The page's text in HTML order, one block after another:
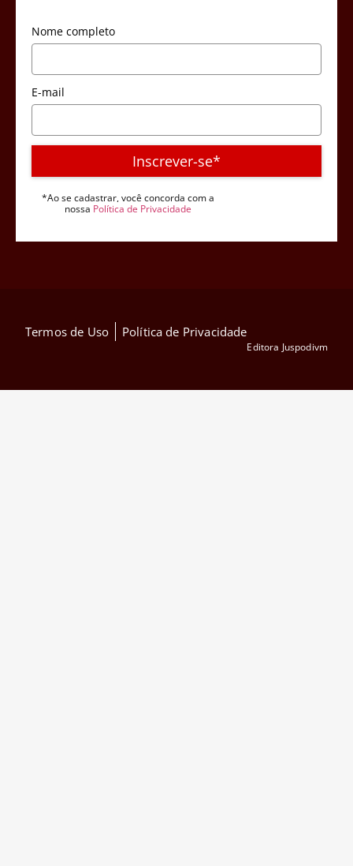
Nome completo
E-mail
Inscrever-se*
*Ao se cadastrar, você concorda com a
nossa Política de Privacidade
Termos de Uso Política de Privacidade
Editora Juspodivm